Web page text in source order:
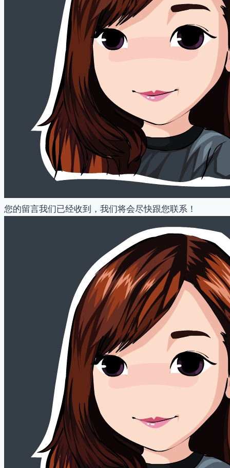
您的留言我们已经收到，我们将会尽快跟您联系！